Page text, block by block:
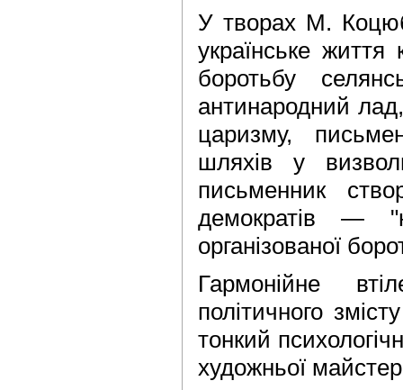
У творах М.
українське
боротьбу
антинародний
царизму,
шляхів у
письменник
демократів —
організованої
Гармонійне
політичного
тонкий
художньої